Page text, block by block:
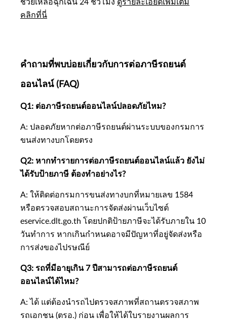
ช่วยเหลือฉุกเฉิน 24 ชั่วโมง ดูรายละเอียดเพิ่มเติม
คลิกที่นี่
คำถามที่พบบ่อยเกี่ยวกับการต่อภาษีรถยนต์
ออนไลน์ (FAQ)
Q1: ต่อภาษีรถยนต์ออนไลน์ปลอดภัยไหม?
A: ปลอดภัยหากต่อภาษีรถยนต์ผ่านระบบของกรมการ
ขนส่งทางบกโดยตรง
Q2: หากทำรายการต่อภาษีรถยนต์ออนไลน์แล้ว ยังไม่
ได้รับป้ายภาษี ต้องทำอย่างไร?
A: ให้ติดต่อกรมการขนส่งทางบกที่หมายเลข 1584
หรือตรวจสอบสถานะการจัดส่งผ่านเว็บไซต์
eservice.dlt.go.th โดยปกติป้ายภาษีจะได้รับภายใน 10
วันทำการ หากเกินกำหนดอาจมีปัญหาที่อยู่จัดส่งหรือ
การส่งของไปรษณีย์
Q3: รถที่มีอายุเกิน 7 ปีสามารถต่อภาษีรถยนต์
ออนไลน์ได้ไหม?
A: ได้ แต่ต้องนำรถไปตรวจสภาพที่สถานตรวจสภาพ
รถเอกชน (ตรอ.) ก่อน เพื่อให้ได้ใบรายงานผลการ